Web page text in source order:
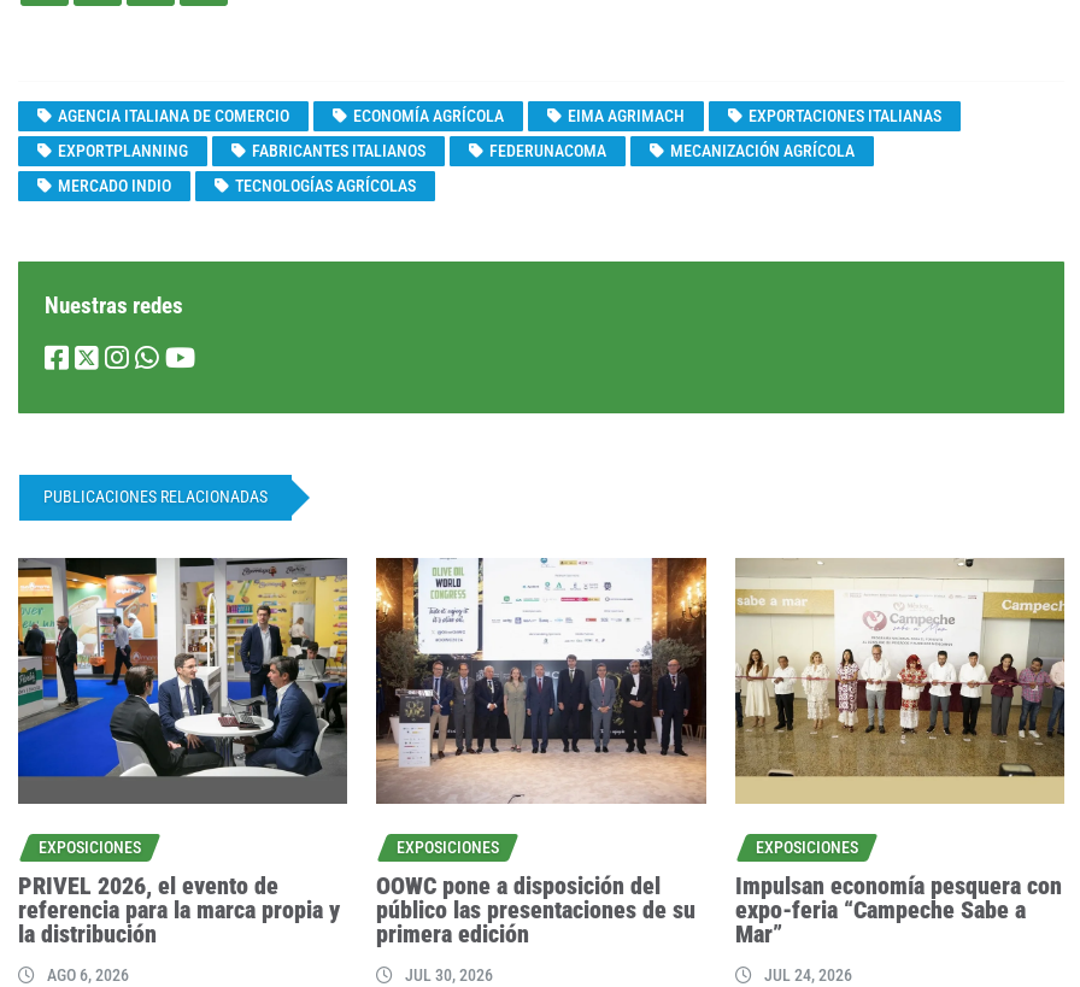
AGENCIA ITALIANA DE COMERCIO ECONOMÍA AGRÍCOLA EIMA AGRIMACH
EXPORTACIONES ITALIANAS
EXPORTPLANNING
FABRICANTES ITALIANOS FEDERUNACOMA
MECANIZACIÓN AGRÍCOLA
MERCADO INDIO
TECNOLOGÍAS AGRÍCOLAS
Nuestras redes
PUBLICACIONES RELACIONADAS
EXPOSICIONES
PRIVEL 2026, el evento de
referencia para la marca propia y
la distribución
AGO 6, 2026
EXPOSICIONES
OOWC pone a disposición del
público las presentaciones de su
primera edición
JUL 30, 2026
EXPOSICIONES
Impulsan economía pesquera con
expo-feria “Campeche Sabe a
Mar”
JUL 24, 2026